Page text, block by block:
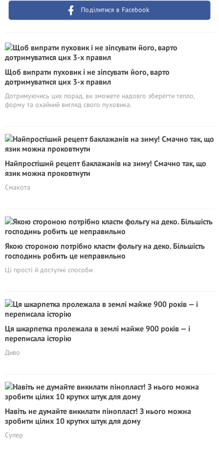
Поділитися в Facebook
Щоб випрати пуховик і не зіпсувати його, варто
дотримуватися цих 3-х правил
Дотримуючись цих порад, ви зможете надовго зберегти тепло,
форму та охайний вигляд свого пуховика.
Найпростіший рецепт баклажанів на зиму! Смачно так, що
язик можна проковтнути
Смакота
Якою стороною потрібно класти фольгу на деко. Більшість
господинь робить це неправильно
Ці прості й доступні способи
Ця шкарпетка пролежала в землі майже 900 років — і
переписала історію
Диво
Навіть не думайте викилати пінопласт! З нього можна
зробити цілих 10 крутих штук для дому
Супер